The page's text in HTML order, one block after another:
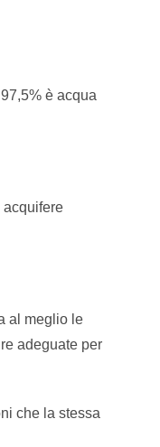
è acqua
acquifere
al meglio le
adeguate per
che la stessa